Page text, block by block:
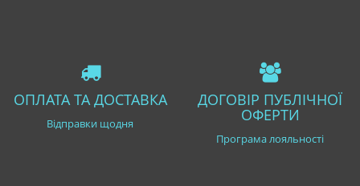
ОПЛАТА ТА ДОСТАВКА
Відправки щодня
ДОГОВІР ПУБЛІЧНОЇ
ОФЕРТИ
Програма лояльності